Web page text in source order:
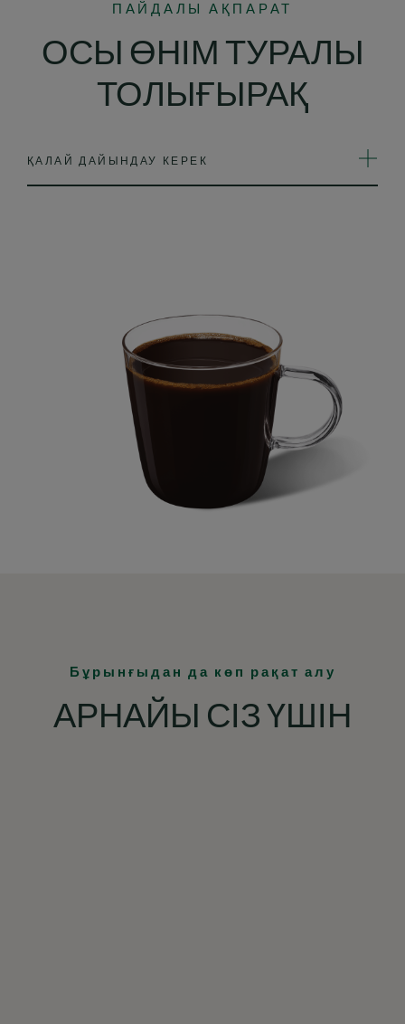
ПАЙДАЛЫ АҚПАРАТ
ОСЫ ӨНІМ ТУРАЛЫ
ТОЛЫҒЫРАҚ
ҚАЛАЙ ДАЙЫНДАУ КЕРЕК
Бұрынғыдан да көп рақат алу
АРНАЙЫ СІЗ ҮШІН